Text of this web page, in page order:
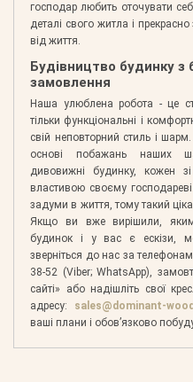
господар любить оточувати
деталі свого житла і
від життя.
Будівництво будинку з
замовлення
Наша улюблена робота - це
тільки функціональні і
свій неповторний стиль і
основі побажань наших
дивовижні будинку, кожен
властивою своєму
задуми в життя, тому такий
Якщо ви вже вирішили,
будинок і у вас є ескізи,
зверніться до нас за
38-52 (Viber; WhatsApp),
сайті» або надішліть свої
адресу: sales@dominant-
ваші плани і обов’язково